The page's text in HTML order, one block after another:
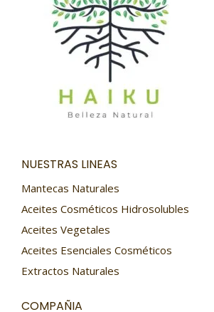
NUESTRAS LINEAS
Mantecas Naturales
Aceites Cosméticos Hidrosolubles
Aceites Vegetales
Aceites Esenciales Cosméticos
Extractos Naturales
COMPAÑIA